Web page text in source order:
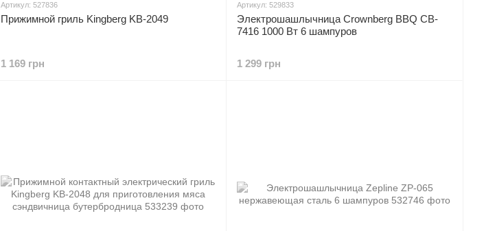
Артикул: 527836
Прижимной гриль Kingberg KB-2049
1 169 грн
Артикул: 529833
Электрошашлычница Crownberg BBQ CB-
7416 1000 Вт 6 шампуров
1 299 грн